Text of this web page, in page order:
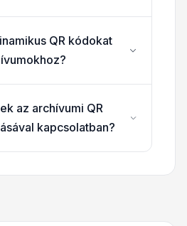
QR kódokat
az archívumi QR
kapcsolatban?